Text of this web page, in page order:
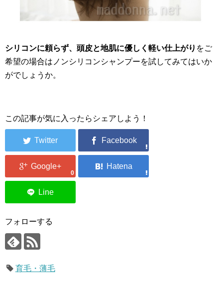
シリコンに頼らず、頭皮と地肌に優しく軽い仕上がり をご
希望の場合はノンシリコンシャンプーを試してみてはいか
がでしょうか。
この記事が気に入ったらシェアしよう！
0
フォローする
育毛・薄毛